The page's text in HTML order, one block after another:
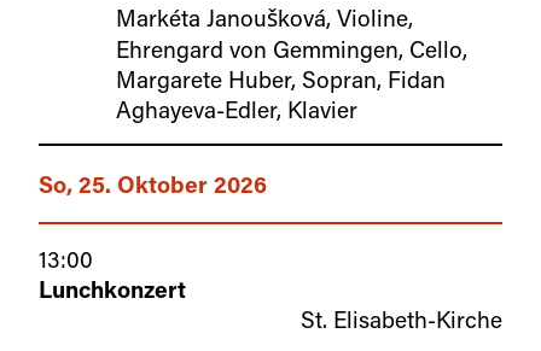
Markéta Janoušková, Violine,
Ehrengard von Gemmingen, Cello,
Margarete Huber, Sopran, Fidan
Aghayeva-Edler, Klavier
So, 25. Oktober 2026
13:00
Lunchkonzert
St. Elisabeth-Kirche